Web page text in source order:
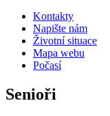
Kontakty
Napište nám
Životní situace
Mapa webu
Počasí
Senioři